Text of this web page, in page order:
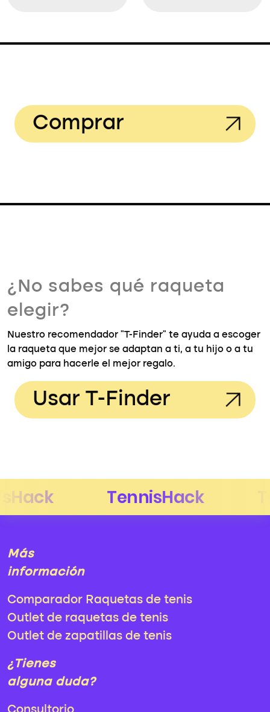
Comprar
¿No sabes qué raqueta
elegir?
Nuestro recomendador "T-Finder" te ayuda a escoger
la raqueta que mejor se adaptan a ti, a tu hijo o a tu
amigo para hacerle el mejor regalo.
Usar T-Finder
Más
información
Comparador Raquetas de tenis
Outlet de raquetas de tenis
Outlet de zapatillas de tenis
¿Tienes
alguna duda?